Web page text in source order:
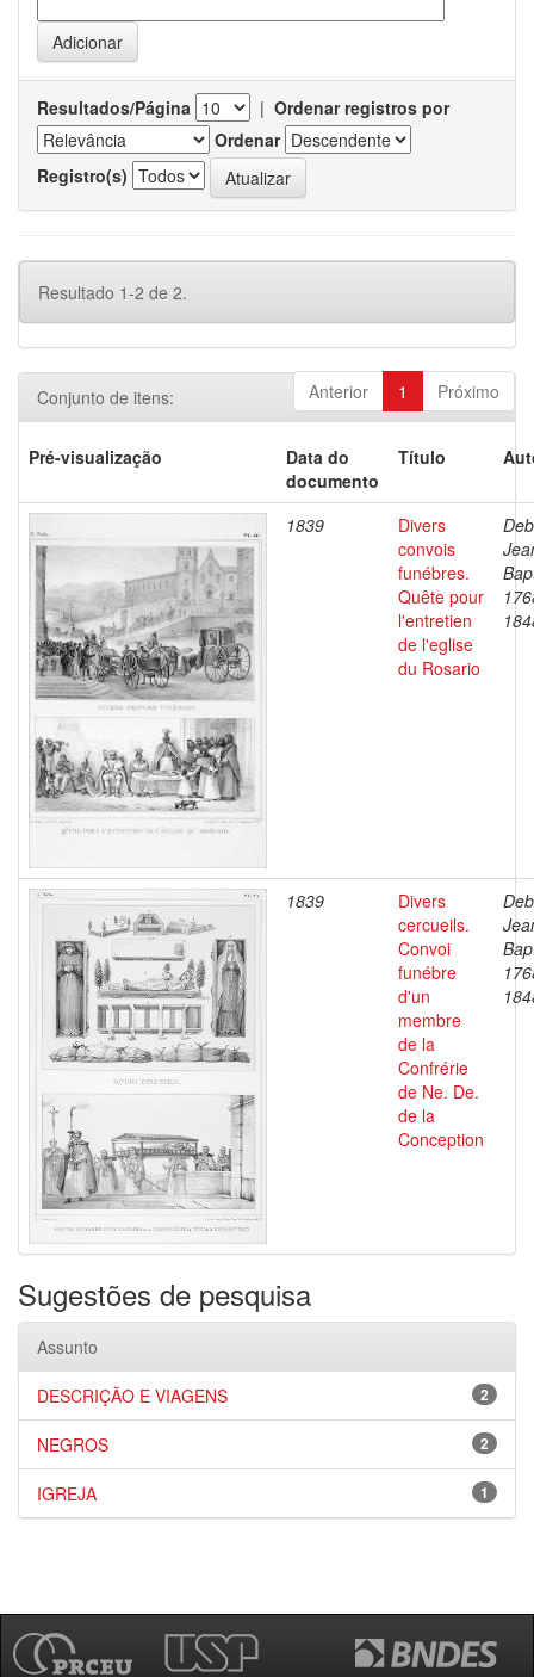
Resultados/Página | Ordenar registros por
Ordenar
Registro(s)
Resultado 1-2 de 2.
Anterior 1 Próximo
Conjunto de itens:
Pré-visualização
Data do
documento
Título
1839
Divers
convois
funébres.
Quête pour
l'entretien
de l'eglise
du Rosario
1839
Divers
cercueils.
Convoi
funébre
d'un
membre
de la
Confrérie
de Ne. De.
de la
Conception
Sugestões de pesquisa
Assunto
2
DESCRIÇÃO E VIAGENS
2
NEGROS
1
IGREJA